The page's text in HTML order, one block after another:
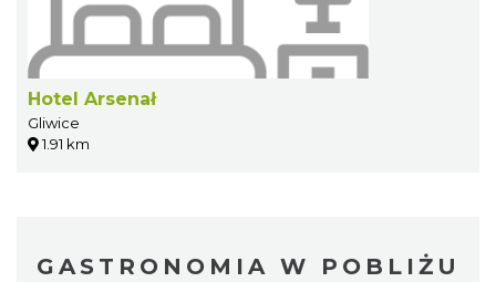
Hotel Arsenał
Gliwice
1.91 km
GASTRONOMIA W POBLIŻU